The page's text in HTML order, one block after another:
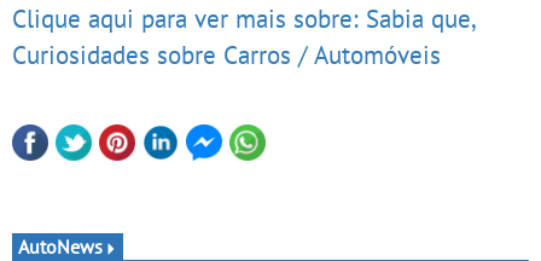
Clique aqui para ver mais sobre: Sabia que,
Curiosidades sobre Carros / Automóveis
AutoNews